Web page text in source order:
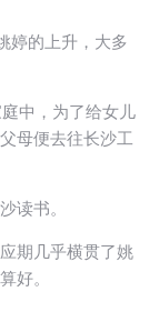
婷的上升，大多
中，为了给女儿
母便去往长沙工
读书。
期几乎横贯了姚
好。